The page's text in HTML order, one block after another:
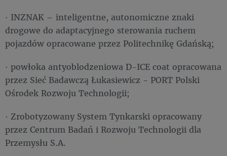
· INZNAK – inteligentne, autonomiczne znaki
drogowe do adaptacyjnego sterowania ruchem
pojazdów opracowane przez Politechnikę Gdańską;
· powłoka antyoblodzeniowa D-ICE coat opracowana
przez Sieć Badawczą Łukasiewicz - PORT Polski
Ośrodek Rozwoju Technologii;
· Zrobotyzowany System Tynkarski opracowany
przez Centrum Badań i Rozwoju Technologii dla
Przemysłu S.A.